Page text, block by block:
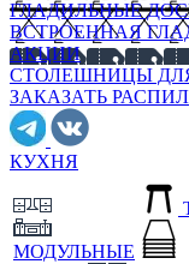
ГЛАДИЛЬНЫЕ
ВСТРОЕННАЯ
АКЦИИ
СТОЛЕШНИЦЫ
ЗАКАЗАТЬ РАСПИЛ
КУХНЯ
МОДУЛЬНЫЕ